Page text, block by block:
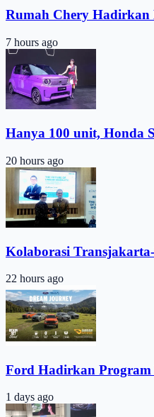
Rumah Chery
7 hours ago
Hanya 100 unit, Honda
20 hours ago
Kolaborasi
22 hours ago
Ford Hadirkan
1 days ago